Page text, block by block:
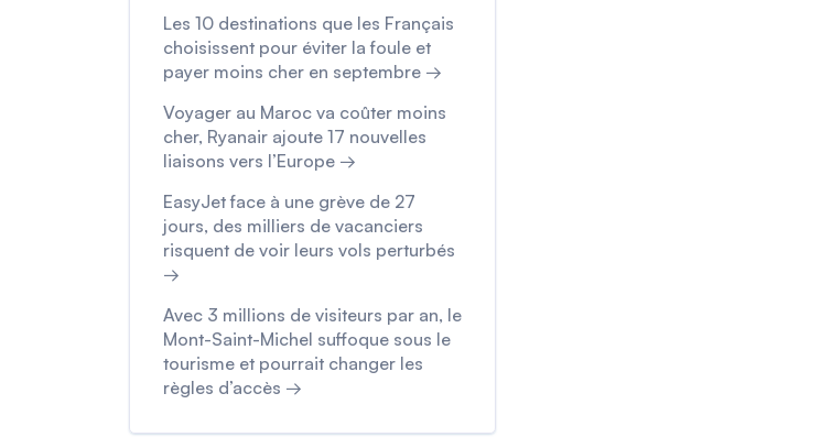
Les 10 destinations que les Français
choisissent pour éviter la foule et
payer moins cher en septembre →
Voyager au Maroc va coûter moins
cher, Ryanair ajoute 17 nouvelles
liaisons vers l’Europe →
EasyJet face à une grève de 27
jours, des milliers de vacanciers
risquent de voir leurs vols perturbés
→
Avec 3 millions de visiteurs par an, le
Mont-Saint-Michel suffoque sous le
tourisme et pourrait changer les
règles d’accès →